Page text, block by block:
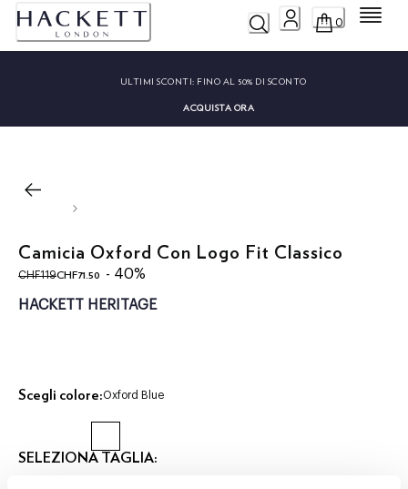
0 Menu
ULTIMI SCONTI: FINO AL 50% DI SCONTO
ACQUISTA ORA
Camicia Oxford Con Logo Fit Classico
CHF119
original price CHF119
CHF71.50
current price CHF71.50
- 40%
HACKETT HERITAGE
Scegli colore:Oxford Blue
SELEZIONA TAGLIA: